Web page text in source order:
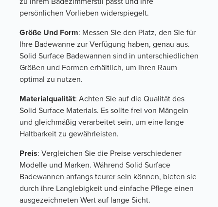
persönlichen Vorlieben widerspiegelt.
Größe Und Form: Messen Sie den Platz, den Sie für
Ihre Badewanne zur Verfügung haben, genau aus.
Solid Surface Badewannen sind in unterschiedlichen
Größen und Formen erhältlich, um Ihren Raum
optimal zu nutzen.
Materialqualität: Achten Sie auf die Qualität des
Solid Surface Materials. Es sollte frei von Mängeln
und gleichmäßig verarbeitet sein, um eine lange
Haltbarkeit zu gewährleisten.
Preis: Vergleichen Sie die Preise verschiedener
Modelle und Marken. Während Solid Surface
Badewannen anfangs teurer sein können, bieten sie
durch ihre Langlebigkeit und einfache Pflege einen
ausgezeichneten Wert auf lange Sicht.